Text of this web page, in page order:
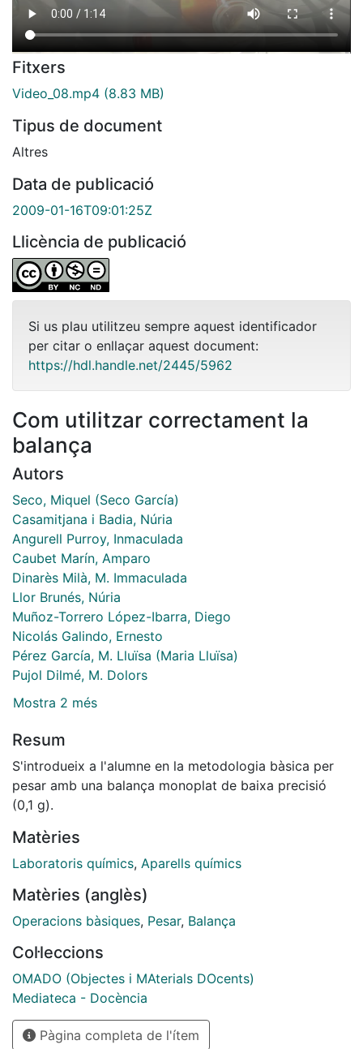
Fitxers
Video_08.mp4 (8.83 MB)
Tipus de document
Altres
Data de publicació
2009-01-16T09:01:25Z
Llicència de publicació
Si us plau utilitzeu sempre aquest identificador
per citar o enllaçar aquest document:
https://hdl.handle.net/2445/5962
Com utilitzar correctament la
balança
Autors
Seco, Miquel (Seco García)
Casamitjana i Badia, Núria
Angurell Purroy, Inmaculada
Caubet Marín, Amparo
Dinarès Milà, M. Immaculada
Llor Brunés, Núria
Muñoz-Torrero López-Ibarra, Diego
Nicolás Galindo, Ernesto
Pérez García, M. Lluïsa (Maria Lluïsa)
Pujol Dilmé, M. Dolors
Mostra 2 més
Resum
S'introdueix a l'alumne en la metodologia bàsica per
pesar amb una balança monoplat de baixa precisió
(0,1 g).
Matèries
Laboratoris químics, Aparells químics
Matèries (anglès)
Operacions bàsiques, Pesar, Balança
Col·leccions
OMADO (Objectes i MAterials DOcents)
Mediateca - Docència
Pàgina completa de l'ítem